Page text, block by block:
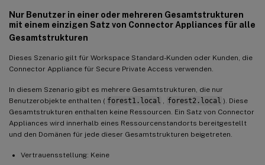
Nur Benutzer in einer oder mehreren Gesamtstrukturen
mit einem einzigen Satz von Connector Appliances für alle
Gesamtstrukturen
Dieses Szenario gilt für Workspace Standard-Kunden oder Kunden, die
Connector Appliance für Secure Private Access verwenden.
In diesem Szenario gibt es mehrere Gesamtstrukturen, die nur
Benutzerobjekte enthalten ( forest1.local , forest2.local ). Diese
Gesamtstrukturen enthalten keine Ressourcen. Ein Satz von Connector
Appliances wird innerhalb eines Ressourcenstandorts bereitgestellt
und den Domänen für jede dieser Gesamtstrukturen beigetreten.
Vertrauensstellung: Keine